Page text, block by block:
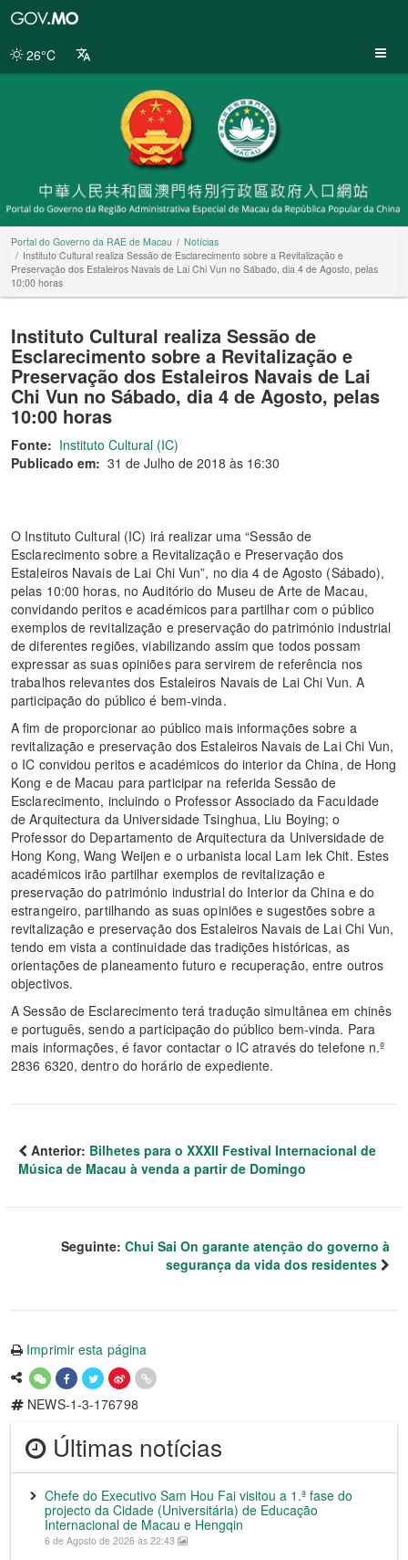
da
26°C
Portal do Governo da RAE de Macau
Notícias
Instituto Cultural realiza Sessão de Esclarecimento sobre a Revitalização e
Preservação dos Estaleiros Navais de Lai Chi Vun no Sábado, dia 4 de Agosto, pelas
10:00 horas
Instituto Cultural realiza Sessão de
Esclarecimento sobre a Revitalização e
Preservação dos Estaleiros Navais de Lai
Chi Vun no Sábado, dia 4 de Agosto, pelas
10:00 horas
Fonte: Instituto Cultural (IC)
Publicado em: 31 de Julho de 2018 às 16:30
O Instituto Cultural (IC) irá realizar uma “Sessão de
Esclarecimento sobre a Revitalização e Preservação dos
Estaleiros Navais de Lai Chi Vun”, no dia 4 de Agosto (Sábado),
pelas 10:00 horas, no Auditório do Museu de Arte de Macau,
convidando peritos e académicos para partilhar com o público
exemplos de revitalização e preservação do património industrial
de diferentes regiões, viabilizando assim que todos possam
expressar as suas opiniões para servirem de referência nos
trabalhos relevantes dos Estaleiros Navais de Lai Chi Vun. A
participação do público é bem-vinda.
A fim de proporcionar ao público mais informações sobre a
revitalização e preservação dos Estaleiros Navais de Lai Chi Vun,
o IC convidou peritos e académicos do interior da China, de Hong
Kong e de Macau para participar na referida Sessão de
Esclarecimento, incluindo o Professor Associado da Faculdade
de Arquitectura da Universidade Tsinghua, Liu Boying; o
Professor do Departamento de Arquitectura da Universidade de
Hong Kong, Wang Weijen e o urbanista local Lam Iek Chit. Estes
académicos irão partilhar exemplos de revitalização e
preservação do património industrial do Interior da China e do
estrangeiro, partilhando as suas opiniões e sugestões sobre a
revitalização e preservação dos Estaleiros Navais de Lai Chi Vun,
tendo em vista a continuidade das tradições históricas, as
orientações de planeamento futuro e recuperação, entre outros
objectivos.
A Sessão de Esclarecimento terá tradução simultânea em chinês
e português, sendo a participação do público bem-vinda. Para
mais informações, é favor contactar o IC através do telefone n.º
2836 6320, dentro do horário de expediente.
Anterior: Bilhetes para o XXXII Festival Internacional de
Música de Macau à venda a partir de Domingo
Seguinte: Chui Sai On garante atenção do governo à
segurança da vida dos residentes
Imprimir esta página
NEWS-1-3-176798
Últimas notícias
Chefe do Executivo Sam Hou Fai visitou a 1.ª fase do
projecto da Cidade (Universitária) de Educação
Internacional de Macau e Hengqin
6 de Agosto de 2026 às 22:43